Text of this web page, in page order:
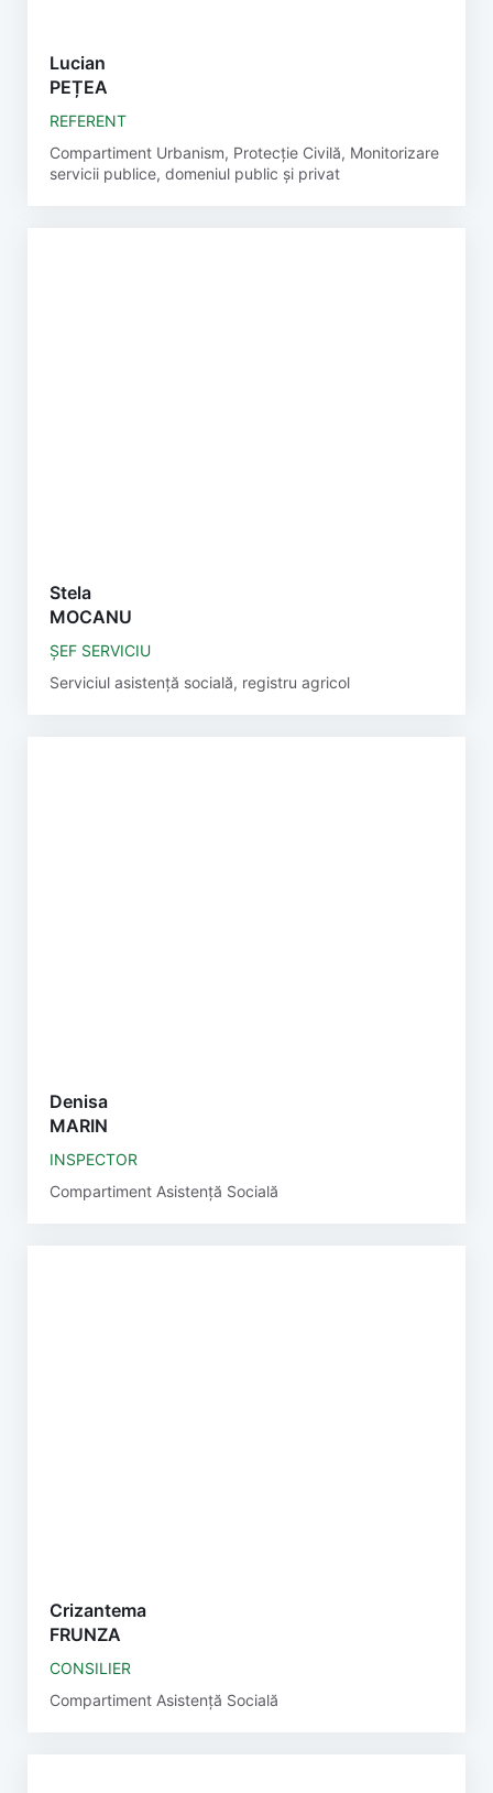
Lucian
PEȚEA
REFERENT
Compartiment Urbanism, Protecție Civilă, Monitorizare
servicii publice, domeniul public și privat
Stela
MOCANU
ȘEF SERVICIU
Serviciul asistență socială, registru agricol
Denisa
MARIN
INSPECTOR
Compartiment Asistență Socială
Crizantema
FRUNZA
CONSILIER
Compartiment Asistență Socială